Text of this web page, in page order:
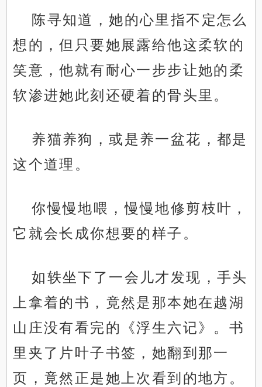
陈寻知道，她的心里指不定怎么
想的，但只要她展露给他这柔软的
笑意，他就有耐心一步步让她的柔
软渗进她此刻还硬着的骨头里。
养猫养狗，或是养一盆花，都是
这个道理。
你慢慢地喂，慢慢地修剪枝叶，
它就会长成你想要的样子。
如轶坐下了一会儿才发现，手头
上拿着的书，竟然是那本她在越湖
山庄没有看完的《浮生六记》。书
里夹了片叶子书签，她翻到那一
页，竟然正是她上次看到的地方。